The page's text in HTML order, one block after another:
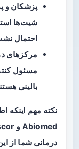
پزشکان و
شیت‌ها
احتمال
مرکزهای
مسئول
بالینی
نکته مهم اینکه